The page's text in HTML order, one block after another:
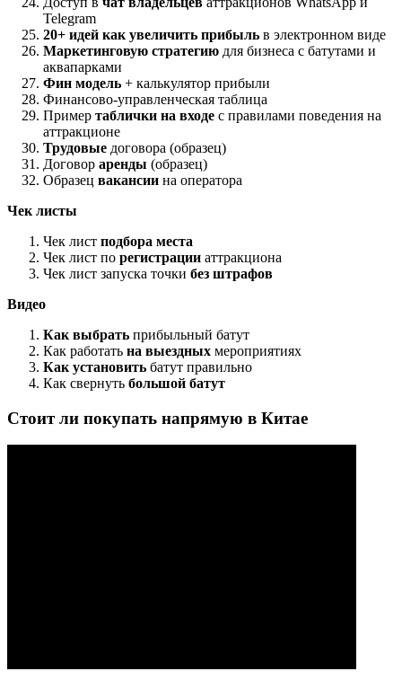
Telegram
20+ идей как увеличить прибыль в электронном виде
Маркетинговую стратегию для бизнеса с батутами и
аквапарками
Фин модель + калькулятор прибыли
Финансово-управленческая таблица
Пример таблички на входе с правилами поведения на
аттракционе
Трудовые договора (образец)
Договор аренды (образец)
Образец вакансии на оператора
Чек листы
Чек лист подбора места
Чек лист по регистрации аттракциона
Чек лист запуска точки без штрафов
Видео
Как выбрать прибыльный батут
Как работать на выездных мероприятиях
Как установить батут правильно
Как свернуть большой батут
Стоит ли покупать напрямую в Китае